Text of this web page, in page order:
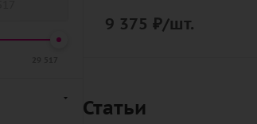
9 375 ₽/шт.
Статьи